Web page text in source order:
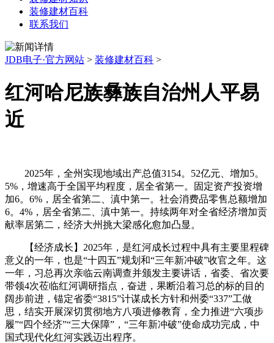
装修建材百科
联系我们
JDB电子·官方网站 > 装修建材百科 >
红河哈尼族彝族自治州人平易
近
2025年，全州实现地域出产总值3154。52亿元、增加5。
5%，增速高于全国平均程度，居全省第一。固定资产投资增
加6。6%，居全省第二、滇中第一。社会消费品零售总额增加
6。4%，居全省第二、滇中第一。持续两年对全省经济增加贡
献率居第二，经济大州挑大梁感化愈加凸显。
【经济成长】2025年，是红河成长过程中具有主要里程碑
意义的一年，也是“十四五”规划和“三年新冲破”收官之年。这
一年，习总再次亲临云南调查并颁发主要讲话，省委、省次要
带领4次莅临红河调研指点，奋进，果断沿着习总的标的目的
阔步前进，锚定省委“3815”计谋成长方针和州委“337”工做
思，结实开展深切贯彻地方八项进修教育，全力推进“六项步
履”“四个经济”“三大保障”，“三年新冲破”使命成功完成，中
国式现代化红河实践迈出程序。